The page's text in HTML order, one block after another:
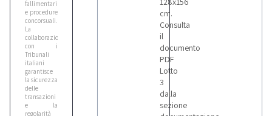
fallimentari
e procedure
concorsuali.
La
collaborazione
con i
Tribunali
italiani
garantisce
la sicurezza
delle
transazioni
e la
regolarità
cm.
Consulta
il
documento
PDF
Lotto
3
dalla
sezione